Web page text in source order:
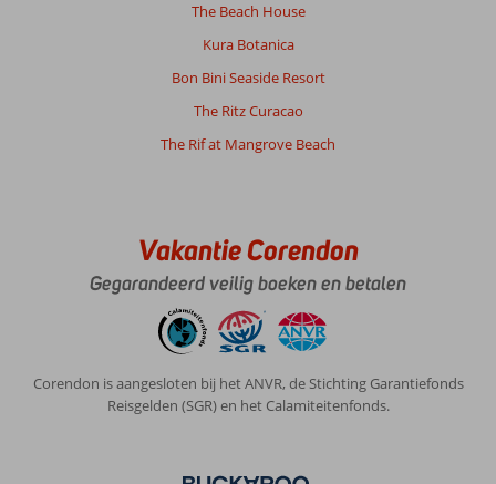
The Beach House
Kura Botanica
Bon Bini Seaside Resort
The Ritz Curacao
The Rif at Mangrove Beach
Vakantie Corendon
Gegarandeerd veilig boeken en betalen
Corendon is aangesloten bij het ANVR, de Stichting Garantiefonds
Reisgelden (SGR) en het Calamiteitenfonds.